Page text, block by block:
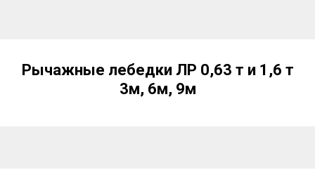
Рычажные лебедки ЛР 0,63 т и 1,6 т
3м, 6м, 9м